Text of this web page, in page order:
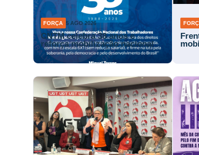
FORÇA 5 AGO 2026
CNTM celebra 38 anos e
reforça mobilização nacional